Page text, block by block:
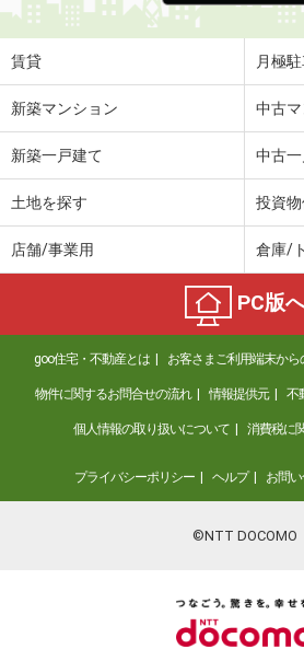
賃貸 月極
新築マンション 中古
新築一戸建て 中古
土地を探す 投資
店舗/事業用 倉庫/
PC版
goo住宅・不動産とは お客さまご利用端末か
物件に関するお問合せの流れ 情報提供元 不
個人情報の取り扱いについて 消費税に
プライバシーポリシー ヘルプ お問
©NTT DOCOMO